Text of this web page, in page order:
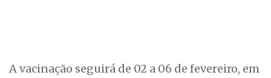
A vacinação seguirá de 02 a 06 de fevereiro, em